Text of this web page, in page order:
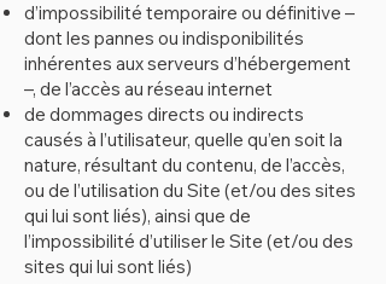
d’impossibilité temporaire ou définitive –
dont les pannes ou indisponibilités
inhérentes aux serveurs d’hébergement
–, de l’accès au réseau internet
de dommages directs ou indirects
causés à l’utilisateur, quelle qu’en soit la
nature, résultant du contenu, de l’accès,
ou de l’utilisation du Site (et/ou des sites
qui lui sont liés), ainsi que de
l’impossibilité d’utiliser le Site (et/ou des
sites qui lui sont liés)